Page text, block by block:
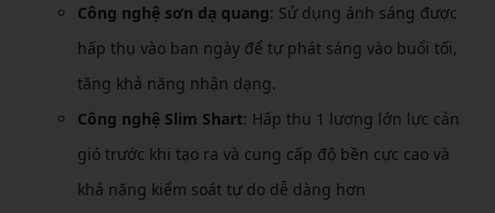
Công nghệ sơn dạ quang: Sử dụng ánh sáng được
hấp thụ vào ban ngày để tự phát sáng vào buổi tối,
tăng khả năng nhận dạng.
Công nghệ Slim Shart: Hấp thu 1 lượng lớn lực cản
gió trước khi tạo ra và cung cấp độ bền cực cao và
khả năng kiểm soát tự do dễ dàng hơn